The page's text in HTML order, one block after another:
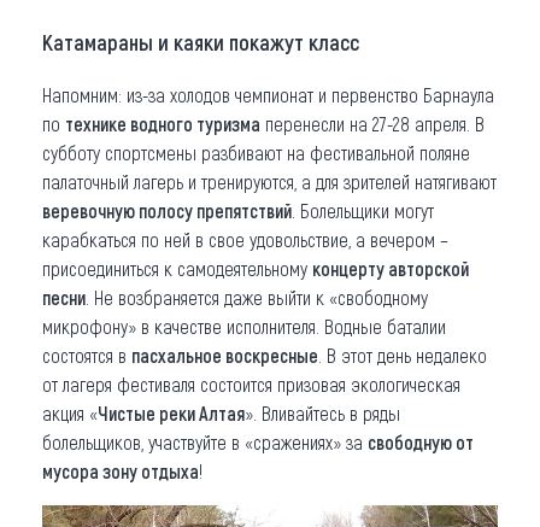
Катамараны и каяки покажут класс
Напомним: из-за холодов чемпионат и первенство Барнаула
по технике водного туризма перенесли на 27-28 апреля. В
субботу спортсмены разбивают на фестивальной поляне
палаточный лагерь и тренируются, а для зрителей натягивают
веревочную полосу препятствий . Болельщики могут
карабкаться по ней в свое удовольствие, а вечером –
присоединиться к самодеятельному концерту авторской
песни . Не возбраняется даже выйти к «свободному
микрофону» в качестве исполнителя. Водные баталии
состоятся в пасхальное воскресные . В этот день недалеко
от лагеря фестиваля состоится призовая экологическая
акция «Чистые реки Алтая». Вливайтесь в ряды
болельщиков, участвуйте в «сражениях» за свободную от
мусора зону отдыха!